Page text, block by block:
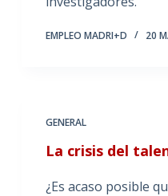
EMPLEO MADRI+D 20
GENERAL
La crisis del
¿Es acaso posible